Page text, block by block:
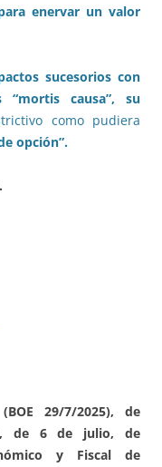
enervar un valor
sucesorios con
“mortis causa”, su
como pudiera
opción”.
29/7/2025), de
de 6 de julio, de
y Fiscal de